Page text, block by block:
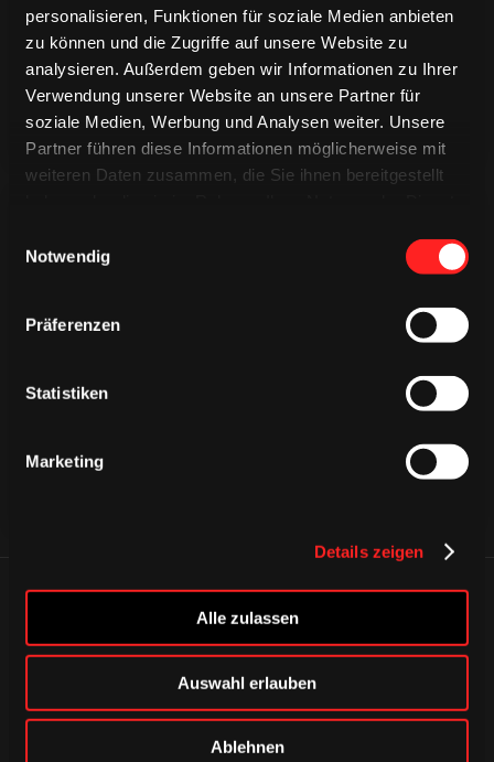
personalisieren, Funktionen für soziale Medien anbieten
zu können und die Zugriffe auf unsere Website zu
analysieren. Außerdem geben wir Informationen zu Ihrer
Verwendung unserer Website an unsere Partner für
soziale Medien, Werbung und Analysen weiter. Unsere
Partner führen diese Informationen möglicherweise mit
weiteren Daten zusammen, die Sie ihnen bereitgestellt
Notwendig
Präferenzen
Statistiken
Marketing
Details zeigen
Alle zulassen
Auswahl erlauben
Ablehnen
ÄHNLICHE NEWS